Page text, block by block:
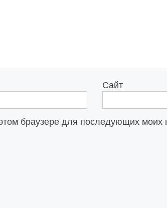
Сайт
браузере для последующих моих